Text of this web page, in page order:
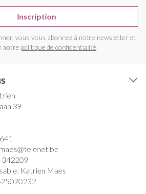
Inscription
vous vous abonnez à notre newsletter et
notre politique de confidentialité.
39
telenet.be
342209
Katrien Maes